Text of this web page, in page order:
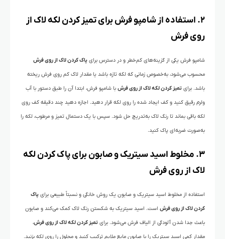
۲. استفاده از شامپو فرش برای تمیز کردن لکه لاک از
روی فرش
شامپو فرش یکی از گزینه‌های کم‌خطر و در دسترس برای پاک کردن لاک از روی فرش
محسوب می‌شود، به‎‌خصوص زمانی که لکه تازه باشد یا مقدار لاک کم روی فرش ریخته
باشد. برای تمیز کردن لکه لاک از روی فرش با شامپو فرش، ابتدا آن را طبق دستور با آب
ولرم رقیق کنید و کف ایجاد شده را روی لکه قرار دهید. اجازه دهید چند دقیقه کف روی
لکه باقی بماند تا رنگ لاک به‌تدریج حل شود. سپس با یک دستمال تمیز و مرطوب، لکه را
به‌صورت ضربه‌ای پاک کنید.
۳. مخلوط اسید سیتریک و صابون برای پاک کردن لکه
لاک از روی فرش
استفاده از مخلوط اسید سیتریک و صابون یک روش خانگی و نسبتاً طبیعی برای پاک
کردن لاک از روی فرش است. اسید سیتریک به شکستن رنگ لاک کمک می‌کند و صابون
باعث جدا شدن آلودگی از الیاف فرش می‌شود. برای تمیز کردن لکه لاک از روی فرش،
مقدار کمی اسید سیتریک را با صابون مایع ملایم ترکیب کنید و محلول را روی لکه بزنید.